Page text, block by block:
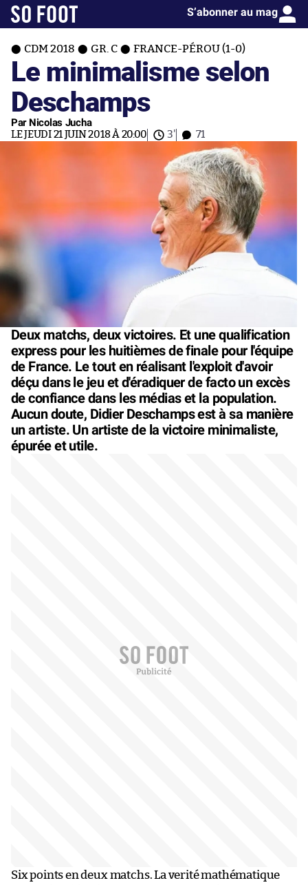
S’abonner au mag
CDM 2018 GR. C FRANCE-PÉROU (1-0)
Le minimalisme selon
Deschamps
Par Nicolas Jucha
LE JEUDI 21 JUIN 2018 À 20:00 3' 71
Deux matchs, deux victoires. Et une qualification
express pour les huitièmes de finale pour l'équipe
de France. Le tout en réalisant l'exploit d'avoir
déçu dans le jeu et d'éradiquer de facto un excès
de confiance dans les médias et la population.
Aucun doute, Didier Deschamps est à sa manière
un artiste. Un artiste de la victoire minimaliste,
épurée et utile.
Six points en deux matchs. La verité mathématique